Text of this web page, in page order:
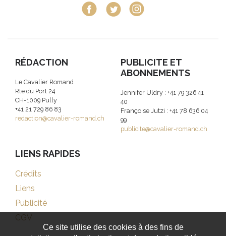
RÉDACTION
Le Cavalier Romand
Rte du Port 24
CH-1009 Pully
+41 21 729 86 83
redaction@cavalier-romand.ch
PUBLICITE ET
ABONNEMENTS
Jennifer Uldry : +41 79 326 41
40
Françoise Jutzi : +41 78 636 04
99
publicite@cavalier-romand.ch
LIENS RAPIDES
Crédits
Liens
Publicité
CGV
Ce site utilise des cookies à des fins de